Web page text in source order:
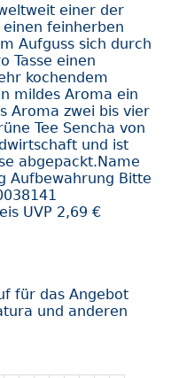
einer der
feinherben
Aufguss sich durch
Tasse einen
kochendem
mildes Aroma ein
Aroma zwei bis vier
Tee Sencha von
und ist
abgepackt.Name
Aufbewahrung Bitte
UVP 2,69 €
für das Angebot
und anderen